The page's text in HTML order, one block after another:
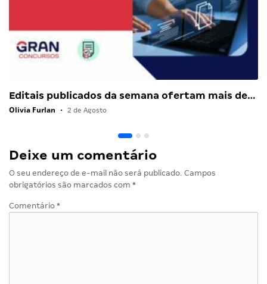
Editais publicados da semana ofertam mais de…
Olivia Furlan • 2 de Agosto
Deixe um comentário
O seu endereço de e-mail não será publicado. Campos
obrigatórios são marcados com *
Comentário *